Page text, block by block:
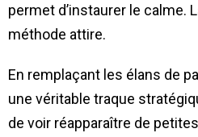
permet d’instaurer le calme.
méthode attire.
En remplaçant les élans de
une véritable traque
de voir réapparaître de